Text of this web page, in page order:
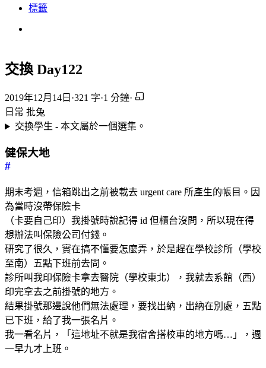
標籤
交換 Day122
2019年12月14日 ·321 字·1 分鐘·
日常 批兔
交換學生 - 本文屬於一個選集。
健保大地
#
期末考週，信箱跳出之前被載去 urgent care 所產生的帳目。因
為當時沒帶保險卡
（卡要自己印）我掛號時說記得 id 但櫃台沒問，所以現在得
想辦法叫保險公司付錢。
研究了很久，實在搞不懂要怎麼弄，於是趕在學校診所（學校
至南）五點下班前去問。
診所叫我印保險卡拿去醫院（學校東北），我就去系館（西）
印完拿去之前掛號的地方。
結果掛號那邊說他們無法處理，要找出納，出納在別處，五點
已下班，給了我一張名片。
我一看名片，「這地址不就是我宿舍搭校車的地方嗎…」，週
一早九才上班。